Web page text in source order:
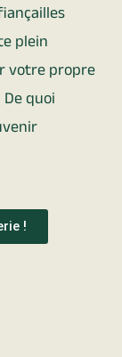
plein
votre propre
quoi
!